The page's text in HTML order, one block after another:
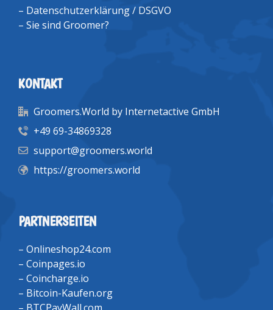
– Datenschutzerklärung / DSGVO
– Sie sind Groomer?
KONTAKT
Groomers.World by Internetactive GmbH
+49 69-34869328
support@groomers.world
https://groomers.world
PARTNERSEITEN
– Onlineshop24.com
– Coinpages.io
– Coincharge.io
– Bitcoin-Kaufen.org